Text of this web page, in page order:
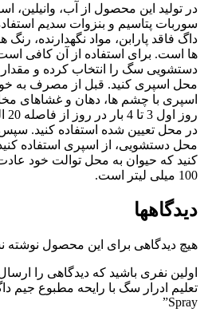
در تولید این محصول از آب، وانیلین،
سوربات پتاسیم و بنزوات سدیم
داگ فاقد پارابن، مواد نگهدارنده،
ها است. برای استفاده از آن کافی
دستشویی سگ را انتخاب کرده و
محل اسپری کنید. قبل از مصرف به
در محل تعیین شده استفاده کنید. سپس
محل دستشویی، از اسپری استفاده کنید.
کنید که حیوان به محل توالت خود
100 میلی لیتر است.
دیدگاهها
هیچ دیدگاهی برای این محصول
اولین نفری باشید که دیدگاهی را
Spray”